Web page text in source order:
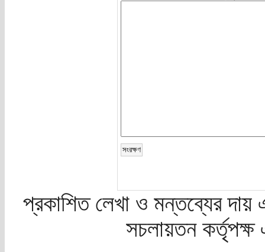
প্রকাশিত লেখা ও মন্তব্যের দায়
সচলায়তন